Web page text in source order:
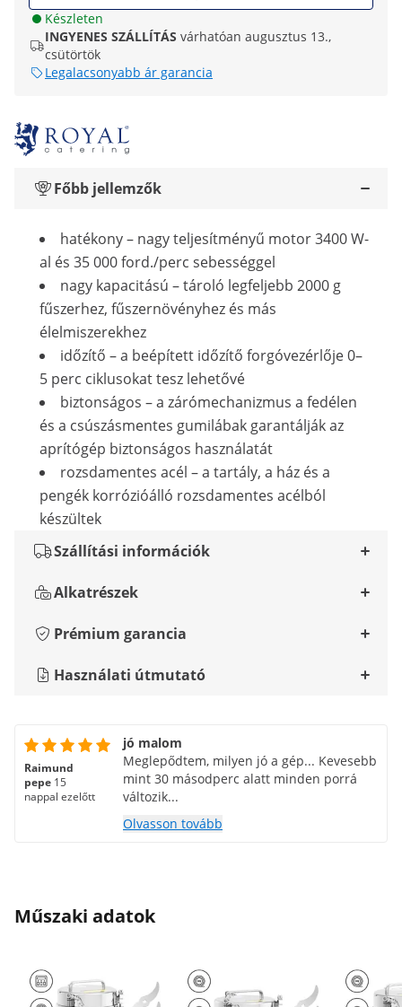
Készleten
INGYENES SZÁLLÍTÁS várhatóan augusztus 13.,
csütörtök
Legalacsonyabb ár garancia
Főbb jellemzők
hatékony – nagy teljesítményű motor 3400 W-
al és 35 000 ford./perc sebességgel
nagy kapacitású – tároló legfeljebb 2000 g
fűszerhez, fűszernövényhez és más
élelmiszerekhez
időzítő – a beépített időzítő forgóvezérlője 0–
5 perc ciklusokat tesz lehetővé
biztonságos – a zárómechanizmus a fedélen
és a csúszásmentes gumilábak garantálják az
aprítógép biztonságos használatát
rozsdamentes acél – a tartály, a ház és a
pengék korrózióálló rozsdamentes acélból
készültek
Szállítási információk
Alkatrészek
Prémium garancia
Használati útmutató
Raimund
pepe 15
nappal ezelőtt
jó malom
Meglepődtem, milyen jó a gép... Kevesebb
mint 30 másodperc alatt minden porrá
változik...
Olvasson tovább
Műszaki adatok